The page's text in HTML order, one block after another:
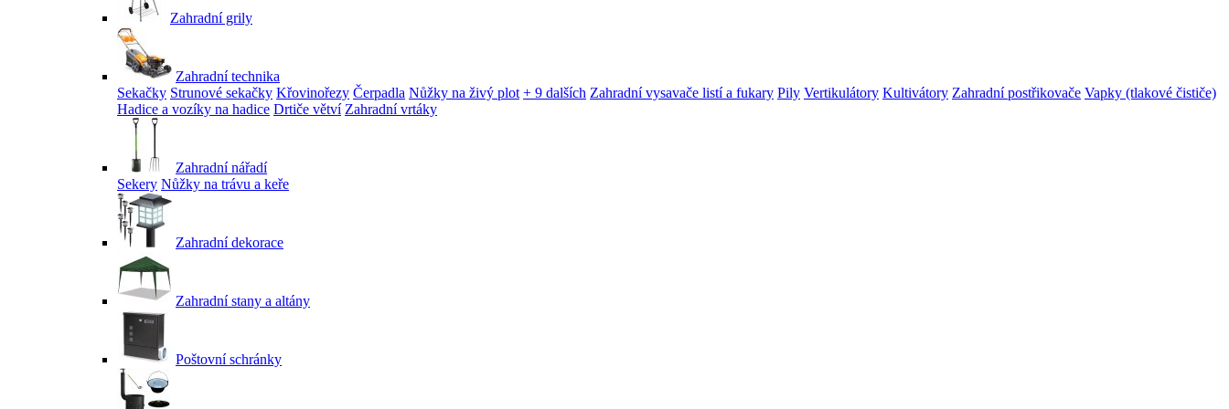
Zahradní grily
Zahradní technika
Sekačky Strunové sekačky Křovinořezy Čerpadla Nůžky na živý plot + 9 dalších Zahradní vysavače listí a fukary Pily Vertikulátory Kultivátory Zahradní postřikovače Vapky (tlakové čističe)
Hadice a vozíky na hadice Drtiče větví Zahradní vrtáky
Zahradní nářadí
Sekery Nůžky na trávu a keře
Zahradní dekorace
Zahradní stany a altány
Poštovní schránky